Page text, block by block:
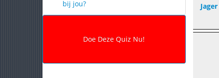
bij jou?
Jager